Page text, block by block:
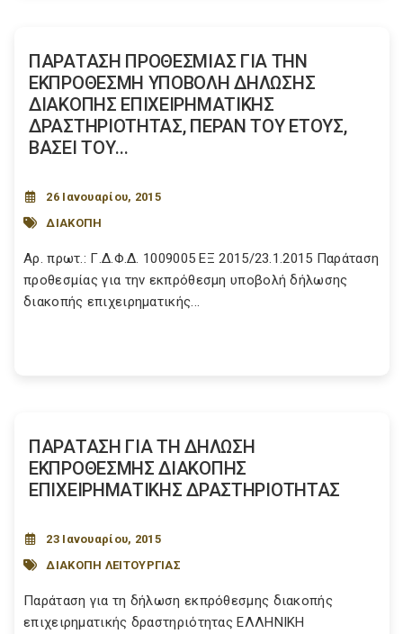
ΠΑΡΑΤΑΣΗ ΠΡΟΘΕΣΜΙΑΣ ΓΙΑ ΤΗΝ
ΕΚΠΡΟΘΕΣΜΗ ΥΠΟΒΟΛΗ ΔΗΛΩΣΗΣ
ΔΙΑΚΟΠΗΣ ΕΠΙΧΕΙΡΗΜΑΤΙΚΗΣ
ΔΡΑΣΤΗΡΙΟΤΗΤΑΣ, ΠΕΡΑΝ ΤΟΥ ΕΤΟΥΣ,
ΒΑΣΕΙ ΤΟΥ...
26 Ιανουαρίου, 2015
ΔΙΑΚΟΠΗ
Αρ. πρωτ.: Γ.Δ.Φ.Δ. 1009005 ΕΞ 2015/23.1.2015 Παράταση
προθεσμίας για την εκπρόθεσμη υποβολή δήλωσης
διακοπής επιχειρηματικής...
ΠΑΡΑΤΑΣΗ ΓΙΑ ΤΗ ΔΗΛΩΣΗ
ΕΚΠΡΟΘΕΣΜΗΣ ΔΙΑΚΟΠΗΣ
ΕΠΙΧΕΙΡΗΜΑΤΙΚΗΣ ΔΡΑΣΤΗΡΙΟΤΗΤΑΣ
23 Ιανουαρίου, 2015
ΔΙΑΚΟΠΗ ΛΕΙΤΟΥΡΓΙΑΣ
Παράταση για τη δήλωση εκπρόθεσμης διακοπής
επιχειρηματικής δραστηριότητας ΕΛΛΗΝΙΚΗ